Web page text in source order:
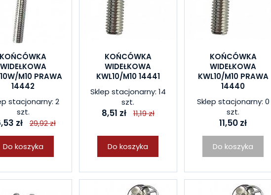
KOŃCÓWKA
WIDEŁKOWA
M10 PRAWA
14442
stacjonarny: 2
szt.
zł 29,92 zł
Do koszyka
KOŃCÓWKA
WIDEŁKOWA
KWL10/M10 14441
Sklep stacjonarny: 14
szt.
8,51 zł 11,19 zł
Do koszyka
KOŃCÓWKA
WIDEŁKOWA
KWL10/M10 PRAWA
14440
Sklep stacjonarny: 0
szt.
11,50 zł
Do koszyka